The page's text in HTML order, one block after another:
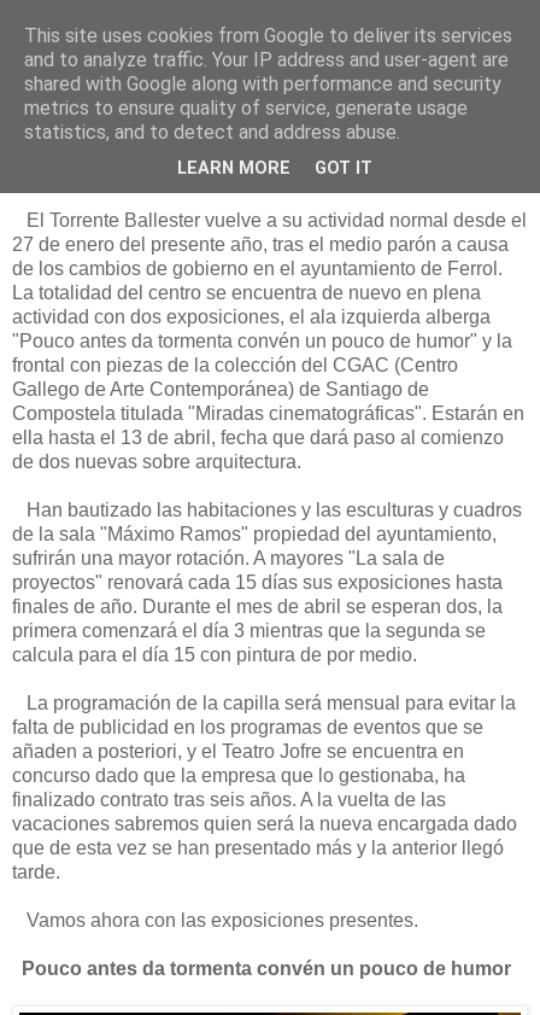
Está de pinga
1/4/12
De nuevo me abres tu puerta
El Torrente Ballester vuelve a su actividad normal desde el
27 de enero del presente año, tras el medio parón a causa
de los cambios de gobierno en el ayuntamiento de Ferrol.
La totalidad del centro se encuentra de nuevo en plena
actividad con dos exposiciones, el ala izquierda alberga
"Pouco antes da tormenta convén un pouco de humor" y la
frontal con piezas de la colección del CGAC (Centro
Gallego de Arte Contemporánea) de Santiago de
Compostela titulada "Miradas cinematográficas". Estarán en
ella hasta el 13 de abril, fecha que dará paso al comienzo
de dos nuevas sobre arquitectura.
Han bautizado las habitaciones y las esculturas y cuadros
de la sala "Máximo Ramos" propiedad del ayuntamiento,
sufrirán una mayor rotación. A mayores "La sala de
proyectos" renovará cada 15 días sus exposiciones hasta
finales de año. Durante el mes de abril se esperan dos, la
primera comenzará el día 3 mientras que la segunda se
calcula para el día 15 con pintura de por medio.
La programación de la capilla será mensual para evitar la
falta de publicidad en los programas de eventos que se
añaden a posteriori, y el Teatro Jofre se encuentra en
concurso dado que la empresa que lo gestionaba, ha
finalizado contrato tras seis años. A la vuelta de las
vacaciones sabremos quien será la nueva encargada dado
que de esta vez se han presentado más y la anterior llegó
tarde.
Vamos ahora con las exposiciones presentes.
Pouco antes da tormenta convén un pouco de humor
This site uses cookies from Google to deliver its services
and to analyze traffic. Your IP address and user-agent are
shared with Google along with performance and security
metrics to ensure quality of service, generate usage
statistics, and to detect and address abuse.
LEARN MORE GOT IT